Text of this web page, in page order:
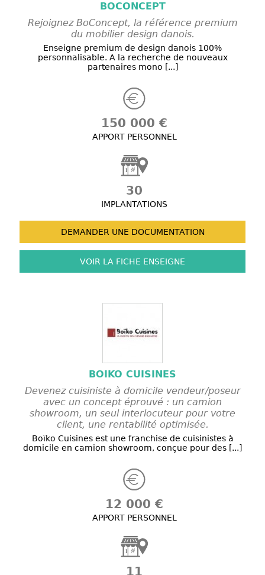
BOCONCEPT
Rejoignez BoConcept, la référence premium
du mobilier design danois.
Enseigne premium de design danois 100%
personnalisable. A la recherche de nouveaux
partenaires mono [...]
150 000 €
APPORT PERSONNEL
30
IMPLANTATIONS
DEMANDER UNE DOCUMENTATION
VOIR LA FICHE ENSEIGNE
BOIKO CUISINES
Devenez cuisiniste à domicile vendeur/poseur
avec un concept éprouvé : un camion
showroom, un seul interlocuteur pour votre
client, une rentabilité optimisée.
Boïko Cuisines est une franchise de cuisinistes à
domicile en camion showroom, conçue pour des [...]
12 000 €
APPORT PERSONNEL
11